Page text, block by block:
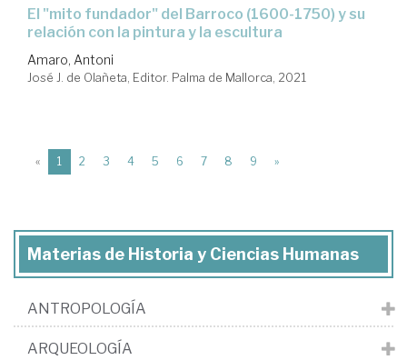
El "mito fundador" del Barroco (1600-1750) y su
relación con la pintura y la escultura
Amaro, Antoni
José J. de Olañeta, Editor. Palma de Mallorca, 2021
« 1 (current)
2 3 4 5 6 7 8 9 »
Materias de Historia y Ciencias Humanas
ANTROPOLOGÍA
ARQUEOLOGÍA